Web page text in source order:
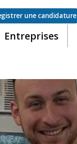
une candidature
Entreprises